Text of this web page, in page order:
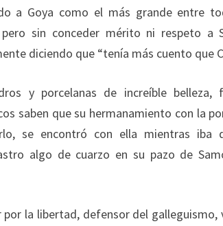
a Goya como el más grande entre
pero sin conceder mérito ni respeto a
diciendo que “tenía más cuento que
y porcelanas de increíble
saben que su hermanamiento con la
se encontró con ella mientras iba
algo de cuarzo en su pazo de
por la libertad, defensor del